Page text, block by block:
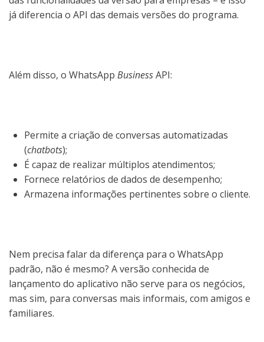
já diferencia o API das demais versões do programa.
Além disso, o WhatsApp BusinessAPI:
Permite a criação de conversas automatizadas
(chatbots);
É capaz de realizar múltiplos atendimentos;
Fornece relatórios de dados de desempenho;
Armazena informações pertinentes sobre o cliente.
Nem precisa falar da diferença para o WhatsApp
padrão, não é mesmo? A versão conhecida de
lançamento do aplicativo não serve para os negócios,
mas sim, para conversas mais informais, com amigos e
familiares.